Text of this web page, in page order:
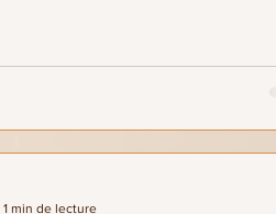
1 min de lecture